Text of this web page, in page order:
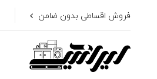
فروش اقساطی بدون ضامن